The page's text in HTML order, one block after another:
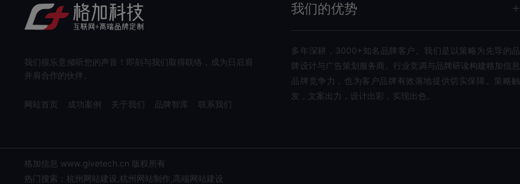
我们很乐意倾听您的声音！即刻与我们取得联络，成为日后肩
并肩合作的伙伴。
网站首页 成功案例 关于我们 品牌智库 联系我们
我们的优势
多年深耕，3000+知名品牌客户。我们是以策略为先导的品
牌设计与广告策划服务商。行业竞调与品牌研读构建格加信息
品牌竞争力，也为客户品牌有效落地提供切实保障。策略触
发，文案出力，设计出彩，实现出色。
格加信息 www.givetech.cn 版权所有
热门搜索：杭州网站建设,杭州网站制作,高端网站建设